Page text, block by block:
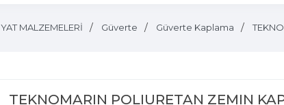
YAT MALZEMELERİ Güverte Güverte Kaplama
TEKNOMARIN POLIURETAN ZEMIN